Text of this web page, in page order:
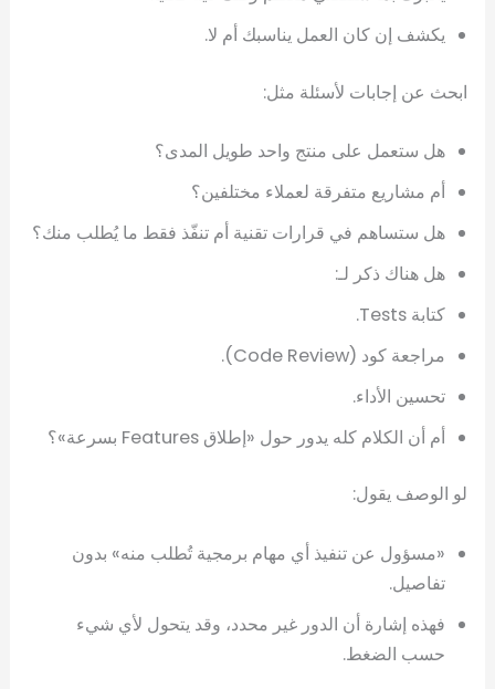
يكشف إن كان العمل يناسبك أم لا.
ابحث عن إجابات لأسئلة مثل:
هل ستعمل على منتج واحد طويل المدى؟
أم مشاريع متفرقة لعملاء مختلفين؟
هل ستساهم في قرارات تقنية أم تنفّذ فقط ما يُطلب منك؟
هل هناك ذكر لـ:
كتابة Tests.
مراجعة كود (Code Review).
تحسين الأداء.
أم أن الكلام كله يدور حول «إطلاق Features بسرعة»؟
لو الوصف يقول:
«مسؤول عن تنفيذ أي مهام برمجية تُطلب منه» بدون
تفاصيل.
فهذه إشارة أن الدور غير محدد، وقد يتحول لأي شيء
حسب الضغط.